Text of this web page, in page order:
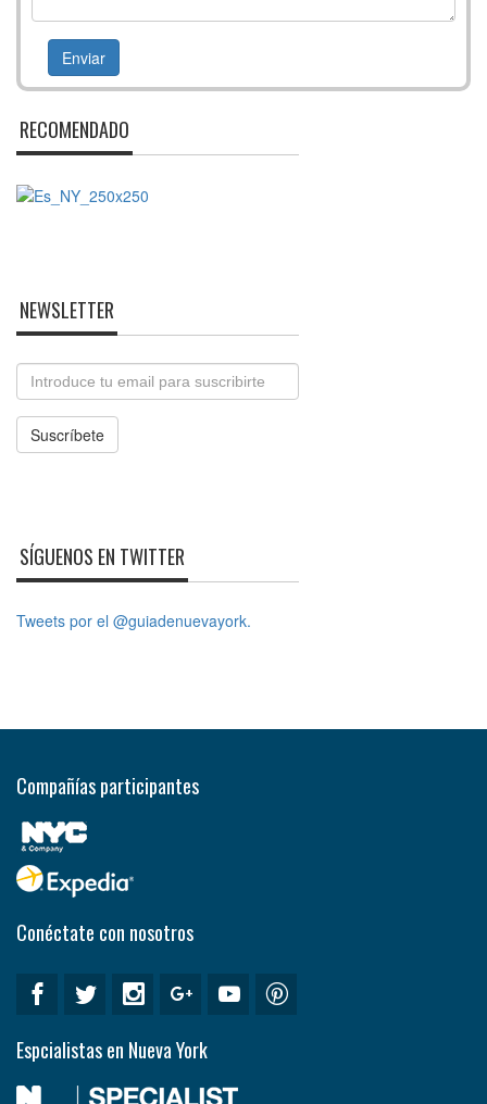
RECOMENDADO
NEWSLETTER
Email
Suscríbete
SÍGUENOS EN TWITTER
Tweets por el @guiadenuevayork.
Compañías participantes
Conéctate con nosotros
Espcialistas en Nueva York